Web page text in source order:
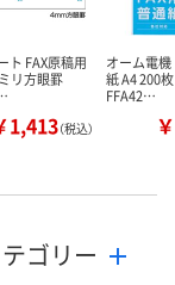
ト FAX原稿用
リ方眼罫
1,413（税込）
オーム電機
紙 A4 200
FFA42…
ゴリー